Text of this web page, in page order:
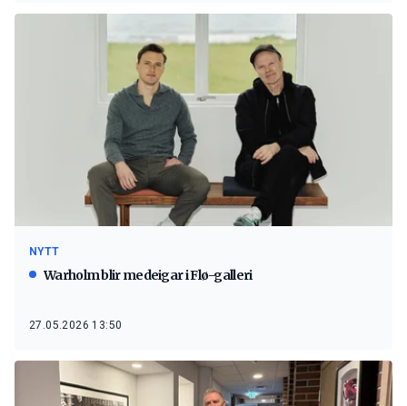
NYTT
Warholm blir medeigar i Flø-galleri
27.05.2026 13:50